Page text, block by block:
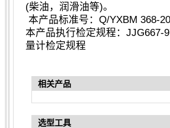
(柴油，润滑油等)。
本产品标准号：Q/YXBM 368-
本产品执行检定规程：JJG667-
量计检定规程
相关产品
选型工具